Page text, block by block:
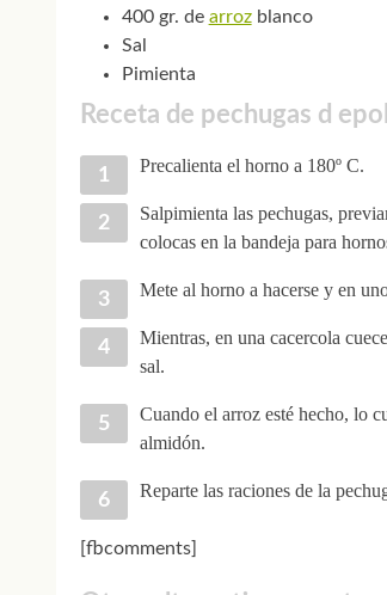
400 gr. de arrozblanco
Sal
Pimienta
Receta de pechugas d
Precalienta el horno a 180º C.
Salpimienta las pechugas,
colocas en la bandeja para
Mete al horno a hacerse y en
Mientras, en una cacercola
sal.
Cuando el arroz esté hecho, lo
almidón.
Reparte las raciones de la
[fbcomments]